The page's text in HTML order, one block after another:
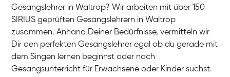
Gesangslehrer in Waltrop? Wir arbeiten mit über 150
SIRIUS geprüften Gesangslehrern in Waltrop
zusammen. Anhand Deiner Bedürfnisse, vermitteln wir
Dir den perfekten Gesangslehrer egal ob du gerade mit
dem Singen lernen beginnst oder nach
Gesangsunterricht für Erwachsene oder Kinder suchst.